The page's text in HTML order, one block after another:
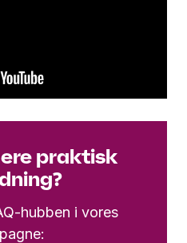
praktisk
hubben i vores